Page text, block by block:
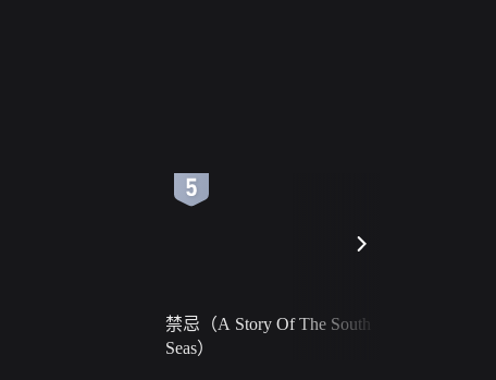
禁忌（A Story Of The South
Seas）